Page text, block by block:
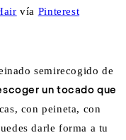
vía Pinterest
semirecogido de
un tocado que
con peineta, con
darle forma a tu